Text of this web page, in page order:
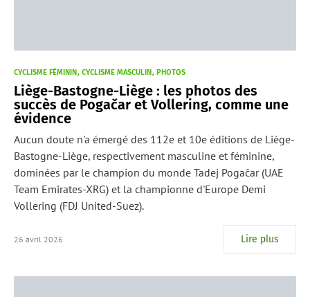
CYCLISME FÉMININ CYCLISME MASCULIN PHOTOS
Liège-Bastogne-Liège : les photos des
succès de Pogačar et Vollering, comme une
évidence
Aucun doute n'a émergé des 112e et 10e éditions de Liège-
Bastogne-Liège, respectivement masculine et féminine,
dominées par le champion du monde Tadej Pogačar (UAE
Team Emirates-XRG) et la championne d'Europe Demi
Vollering (FDJ United-Suez).
26 avril 2026 Lire plus